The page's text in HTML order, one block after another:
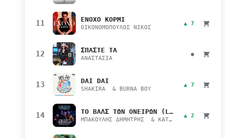
11 ΕΝΟΧΟ ΚΟΡΜΙ
ΟΙΚΟΝΟΜΟΠΟΥΛΟΣ ΝΙΚΟΣ
▲ 7
12 ΣΠΑΣΤΕ ΤΑ
ΑΝΑΣΤΑΣΙΑ
●
13 DAI DAI
SHAKIRA & BURNA BOY
▲ 7
14 ΤΟ ΒΑΛΣ ΤΩΝ ΟΝΕΙΡΩΝ (LIVE)
ΜΠΑΚΟΥΛΗΣ ΔΗΜΗΤΡΗΣ & ΚΑΤΣΙΜΙΧΑ ΜΑΡΙΑΝΑ
▲ 2